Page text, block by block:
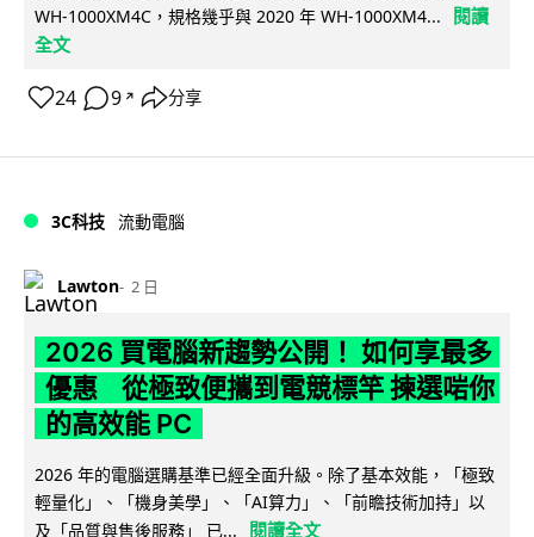
WH-1000XM4C，規格幾乎與 2020 年 WH-1000XM4...
閱讀
全文
24 9 ↗ 分享
3C科技 流動電腦
Lawton 2 日
2026 買電腦新趨勢公開！ 如何享最多
優惠 從極致便攜到電競標竿 揀選啱你
的高效能 PC
2026 年的電腦選購基準已經全面升級。除了基本效能，「極致
輕量化」、「機身美學」、「AI算力」、「前瞻技術加持」以
及「品質與售後服務」 已...
閱讀全文